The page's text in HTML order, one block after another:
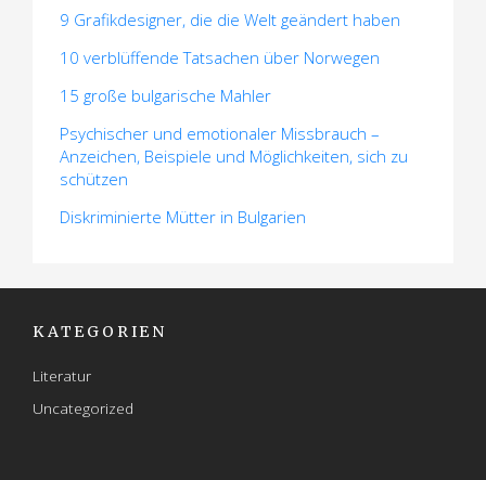
9 Grafikdesigner, die die Welt geändert haben
10 verblüffende Tatsachen über Norwegen
15 große bulgarische Mahler
Psychischer und emotionaler Missbrauch –
Anzeichen, Beispiele und Möglichkeiten, sich zu
schützen
Diskriminierte Mütter in Bulgarien
KATEGORIEN
Literatur
Uncategorized